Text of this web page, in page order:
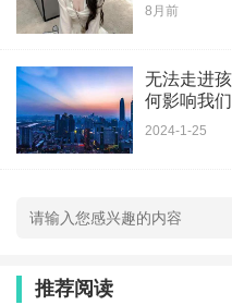
8月前
无法走进
何影响我们
2024-1-25
推荐阅读